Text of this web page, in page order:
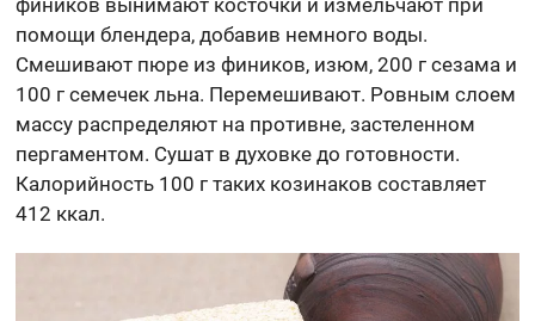
фиников вынимают косточки и измельчают при
помощи блендера, добавив немного воды.
Смешивают пюре из фиников, изюм, 200 г сезама и
100 г семечек льна. Перемешивают. Ровным слоем
массу распределяют на противне, застеленном
пергаментом. Сушат в духовке до готовности.
Калорийность 100 г таких козинаков составляет
412 ккал.